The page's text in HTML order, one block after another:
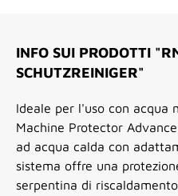
INFO SUI PRODOTTI
SCHUTZREINIGER"
Ideale per l'uso con acqua
Machine Protector
ad acqua calda con
sistema offre una
serpentina di